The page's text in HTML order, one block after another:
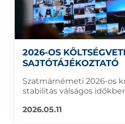
2026-OS
SAJTÓTÁJÉKOZTATÓ
Szatmárnémeti 2026-os
stabilitás válságos
2026.05.11